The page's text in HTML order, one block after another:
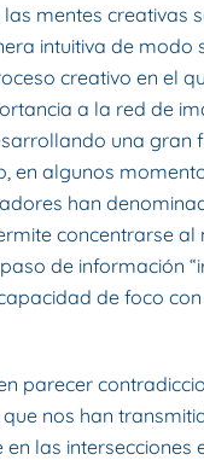
mentes creativas
intuitiva de modo
creativo en el
a la red de
una gran
en algunos
han
concentrarse
de información
de foco
parecer
nos han
las intersecciones